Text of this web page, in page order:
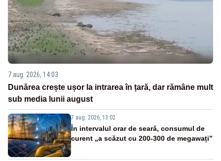
7 aug. 2026, 14:03
Dunărea crește ușor la intrarea în țară, dar rămâne mult
sub media lunii august
7 aug. 2026, 13:02
În intervalul orar de seară, consumul de
curent „a scăzut cu 200-300 de megawați”